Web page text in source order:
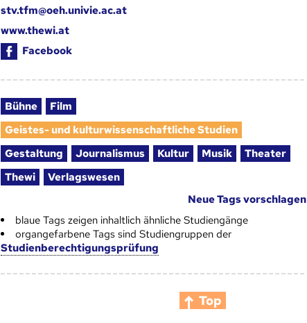
stv.tfm@oeh.univie.ac.at
www.thewi.at
Facebook
Bühne
Film
Geistes- und kulturwissenschaftliche Studien
Gestaltung
Journalismus Kultur Musik
Theater
Thewi
Verlagswesen
Neue Tags vorschlagen
blaue Tags zeigen inhaltlich ähnliche Studiengänge
organgefarbene Tags sind Studiengruppen der
Studienberechtigungsprüfung
Top